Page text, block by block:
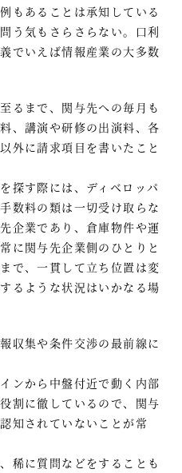
もあることは承知している
う気もさらさらない。口利
でいえば情報産業の大多数
るまで、関与先への毎月も
、講演や研修の出演料、各
外に請求項目を書いたこと
探す際には、ディベロッパ
数料の類は一切受け取らな
企業であり、倉庫物件や運
に関与先企業側のひとりと
で、一貫して立ち位置は変
るような状況はいかなる場
収集や条件交渉の最前線に
ンから中盤付近で動く内部
割に徹しているので、関与
知されていないことが常
稀に質問などをすることも